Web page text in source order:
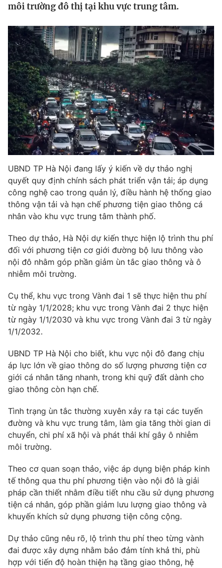
Tin tức
Thế giới đó đây
Câu chuyện quốc tế
Tài chính
Thị trường
Góc doanh nghiệp
Dữ liệu và đời sống
Truyền hình
Phim VTV
Hậu trường
Nhân vật
Khán giả
Giải sao mai
Giải trí
Điện ảnh
Âm nhạc
Đời sống
Du lịch
Làm đẹp
Chất lượng cuộc sống
Giáo dục
Tuyển sinh
Học trực tuyến
Công nghệ
Hitech Công nghệ tương lai
Thị trường
Tư vấn
Giao lưu trực tuyến
Lịch phát sóng
Emagazine Podcast
Photo
Video Shorts video
VTV Money
VTV Sức khoẻ Bất động sản
Thị trường 24h
VTV4 Vươn mình bằng AI
VTV9 VTV8
môi trường đô thị tại khu vực trung tâm.
UBND TP Hà Nội đang lấy ý kiến về dự thảo nghị
quyết quy định chính sách phát triển vận tải; áp dụng
công nghệ cao trong quản lý, điều hành hệ thống giao
thông vận tải và hạn chế phương tiện giao thông cá
nhân vào khu vực trung tâm thành phố.
Theo dự thảo, Hà Nội dự kiến thực hiện lộ trình thu phí
đối với phương tiện cơ giới đường bộ lưu thông vào
nội đô nhằm góp phần giảm ùn tắc giao thông và ô
nhiễm môi trường.
Cụ thể, khu vực trong Vành đai 1 sẽ thực hiện thu phí
từ ngày 1/1/2028; khu vực trong Vành đai 2 thực hiện
từ ngày 1/1/2030 và khu vực trong Vành đai 3 từ ngày
1/1/2032.
UBND TP Hà Nội cho biết, khu vực nội đô đang chịu
áp lực lớn về giao thông do số lượng phương tiện cơ
giới cá nhân tăng nhanh, trong khi quỹ đất dành cho
giao thông còn hạn chế.
Tình trạng ùn tắc thường xuyên xảy ra tại các tuyến
đường và khu vực trung tâm, làm gia tăng thời gian di
chuyển, chi phí xã hội và phát thải khí gây ô nhiễm
môi trường.
Theo cơ quan soạn thảo, việc áp dụng biện pháp kinh
tế thông qua thu phí phương tiện vào nội đô là giải
pháp cần thiết nhằm điều tiết nhu cầu sử dụng phương
tiện cá nhân, góp phần giảm lưu lượng giao thông và
khuyến khích sử dụng phương tiện công cộng.
Dự thảo cũng nêu rõ, lộ trình thu phí theo từng vành
đai được xây dựng nhằm bảo đảm tính khả thi, phù
hợp với tiến độ hoàn thiện hạ tầng giao thông, hệ